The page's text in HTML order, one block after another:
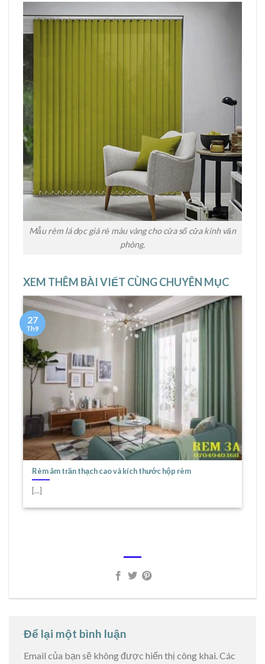
Mẫu rèm lá dọc giá rẻ màu vàng cho cửa sổ cửa kính văn
phòng.
XEM THÊM BÀI VIẾT CÙNG CHUYÊN MỤC
Rèm âm trần thạch cao và kích thước hộp rèm
[...]
27
Th9
Để lại một bình luận
Email của bạn sẽ không được hiển thị công khai.Các